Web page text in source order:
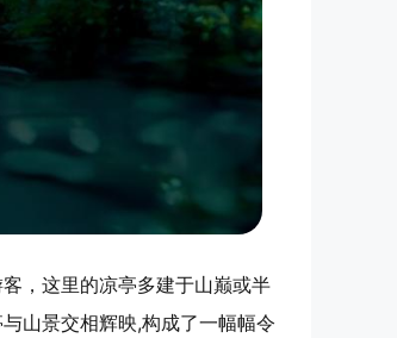
，这里的凉亭多建于山巅或半
山景交相辉映,构成了一幅幅令